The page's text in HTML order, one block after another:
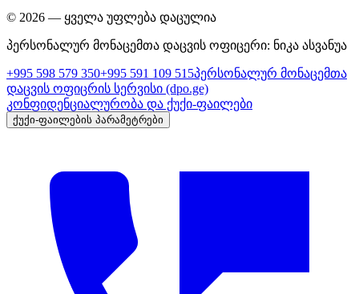
© 2026 — ყველა უფლება დაცულია
პერსონალურ მონაცემთა დაცვის ოფიცერი: ნიკა ასვანუა
+995 598 579 350+995 591 109 515პერსონალურ მონაცემთა
დაცვის ოფიცრის სერვისი (dpo.ge)
კონფიდენციალურობა და ქუქი-ფაილები
ქუქი-ფაილების პარამეტრები